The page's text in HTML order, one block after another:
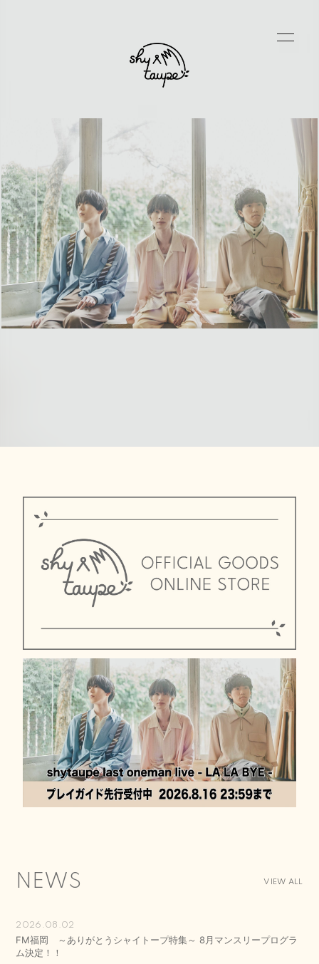
HOME
NEWS
SCHEDULE
DISCOGRAPHY
VIDEO
PROFILE
GOODS
CONTACT
NEWS VIEW ALL
2026.08.02
FM福岡 ～ありがとうシャイトープ特集～ 8月マンスリープログラ
ム決定！！